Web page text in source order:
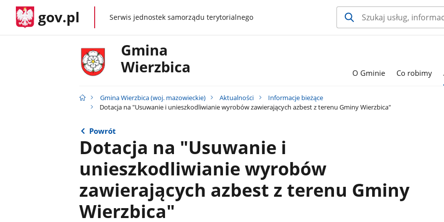
gov.pl gov.plSerwis jednostek samorządu terytorialnego
Gmina
Wierzbica
O Gminie Co robimy
Gmina Wierzbica (woj. mazowieckie) Aktualności
Informacje bieżące
Dotacja na "Usuwanie i unieszkodliwianie wyrobów zawierających azbest z terenu Gminy Wierzbica"
Powrót
Dotacja na "Usuwanie i
unieszkodliwianie wyrobów
zawierających azbest z terenu Gminy
Wierzbica"